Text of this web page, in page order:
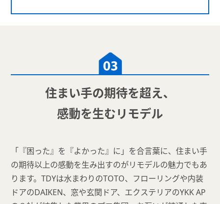
住まい手の期待を超え、
感動を生むリモデル
「『困った』を『よかった』に」を合言葉に、住まい手
の期待以上の感動を生み出すのがリモデルの魅力でもあ
ります。TDYは水まわりのTOTO、フローリングや内装
ドアのDAIKEN、窓や玄関ドア、エクステリアのYKK AP